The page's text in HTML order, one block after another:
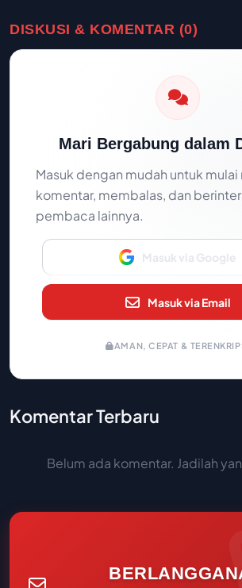
DISKUSI & KOMENTAR (0)
Mari Bergabung dalam
Masuk dengan mudah untuk
komentar, membalas, dan
pembaca lainnya.
Masuk via Google
Masuk via Email
AMAN, CEPAT &
Komentar Terbaru
Belum ada komentar. Jadilah